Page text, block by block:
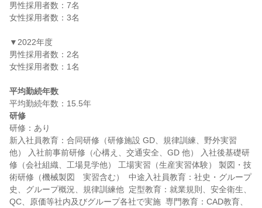
男性採用者数：7名
女性採用者数：3名
▼2022年度
男性採用者数：2名
女性採用者数：1名
平均勤続年数
研修
研修：あり
新入社員教育：合同研修（研修施設 GD、規律訓練、野外実習
他） 入社前事前研修（心構え、交通安全、GD 他） 入社後基礎研
修（会社組織、工場見学他） 工場実習（生産実習体験） 製図・技
術研修（機械製図　実習含む）  中途入社員教育：社史・グループ
史、グループ概況、規律訓練他  定型教育：就業規則、安全衛生、
QC、原価等社内及びグループ各社で実施  専門教育：CAD教育、